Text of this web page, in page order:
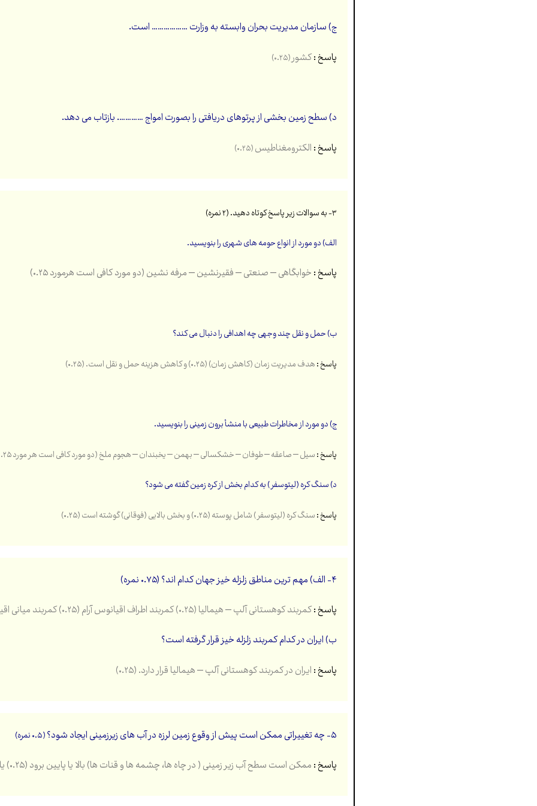
ج) سازمان مدیریت بحران وابسته به وزارت ……………… است.
پاسخ :کشور(۰.۲۵)
د) سطح زمین بخشی از پرتوهای دریافتی را بصورت امواج …………. بازتاب می دهد.
پاسخ :الکترومغناطیس(۰.۲۵)
۳- به سوالات زیر پاسخ کوتاه دهید.
(۲ نمره)
الف) دو مورد از انواع حومه های شهری را بنویسید.
پاسخ :خوابگاهی – صنعتی – فقیرنشین – مرفه نشین (دو مورد کافی است هرمورد ۰.۲۵)
ب) حمل و نقل چند وجهی چه اهدافی را دنبال می کند؟
پاسخ :هدف مدیریت زمان (کاهش زمان) (۰.۲۵) و کاهش هزینه حمل و نقل است. (۰.۲۵)
ج) دو مورد از مخاطرات طبیعی با منشأ برون زمینی را بنویسید.
پاسخ :سیل – صاعقه – طوفان – خشکسالی – بهمن – یخبندان – هجوم ملخ (دو مورد کافی است هر مورد ۰.۲۵)
د) سنگ کره (لیتوسفر) به کدام بخش از کره زمین گفته می شود؟
پاسخ :سنگ کره (لیتوسفر) شامل پوسته (۰.۲۵) و بخش بالایی (فوقانی) گوشته است (۰.۲۵)
۴- الف) مهم ترین مناطق زلزله خیز جهان کدام اند؟ (۰.۷۵ نمره)
پاسخ :کمربند کوهستانی آلپ – هیمالیا (۰.۲۵) کمربند اطراف اقیانوس آرام (۰.۲۵) کمربند میانی اقیانوس اطلس (۰.۲۵)
ب) ایران در کدام کمربند زلزله خیز قرار گرفته است؟
پاسخ :ایران در کمربند کوهستانی آلپ – هیمالیا قرار دارد. (۰.۲۵)
۵- چه تغییراتی ممکن است پیش از وقوع زمین لرزه در آب های زیرزمینی ایجاد شود؟ (۰.۵ نمره)
پاسخ :ممکن است سطح آب زیر زمینی ( در چاه ها، چشمه ها و قنات ها) بالا یا پایین برود (۰.۲۵) یا ترکیب شیمیایی آن ها تغییر یابد. (۰.۲۵)